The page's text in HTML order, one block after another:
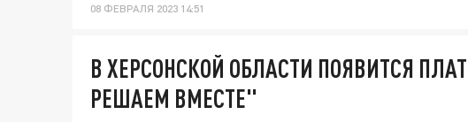
08 ФЕВРАЛЯ 2023 14:51
В ХЕРСОНСКОЙ ОБЛАСТИ ПОЯВИТСЯ
РЕШАЕМ ВМЕСТЕ"